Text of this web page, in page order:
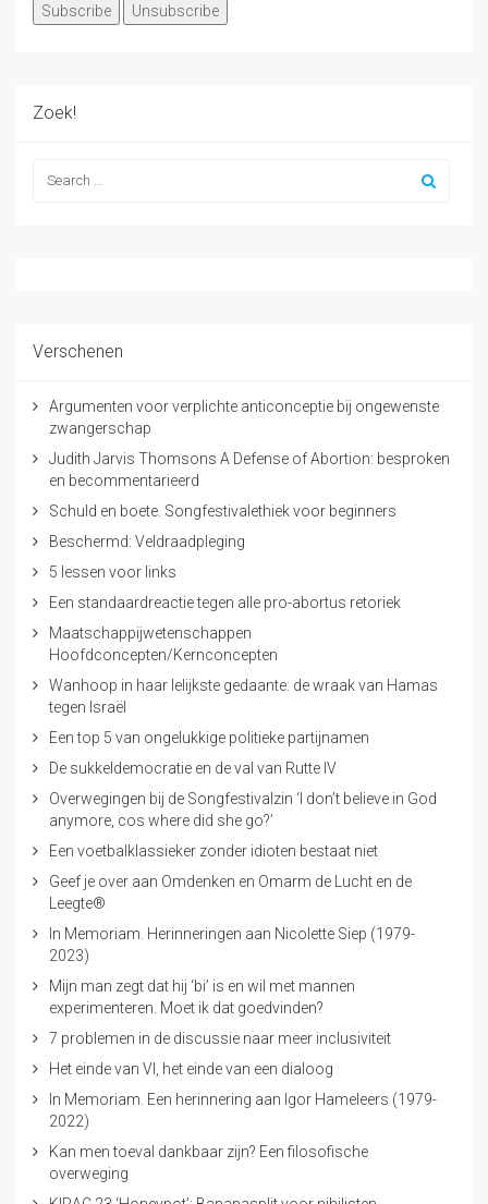
Zoek!
Verschenen
Argumenten voor verplichte anticonceptie bij ongewenste
zwangerschap
Judith Jarvis Thomsons A Defense of Abortion: besproken
en becommentarieerd
Schuld en boete. Songfestivalethiek voor beginners
Beschermd: Veldraadpleging
5 lessen voor links
Een standaardreactie tegen alle pro-abortus retoriek
Maatschappijwetenschappen
Hoofdconcepten/Kernconcepten
Wanhoop in haar lelijkste gedaante: de wraak van Hamas
tegen Israël
Een top 5 van ongelukkige politieke partijnamen
De sukkeldemocratie en de val van Rutte IV
Overwegingen bij de Songfestivalzin ‘I don’t believe in God
anymore, cos where did she go?’
Een voetbalklassieker zonder idioten bestaat niet
Geef je over aan Omdenken en Omarm de Lucht en de
Leegte®
In Memoriam. Herinneringen aan Nicolette Siep (1979-
2023)
Mijn man zegt dat hij ‘bi’ is en wil met mannen
experimenteren. Moet ik dat goedvinden?
7 problemen in de discussie naar meer inclusiviteit
Het einde van VI, het einde van een dialoog
In Memoriam. Een herinnering aan Igor Hameleers (1979-
2022)
Kan men toeval dankbaar zijn? Een filosofische
overweging